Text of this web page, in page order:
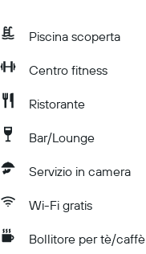
Piscina scoperta
Centro fitness
Ristorante
Bar/Lounge
Servizio in camera
Wi-Fi gratis
Bollitore per tè/caffè